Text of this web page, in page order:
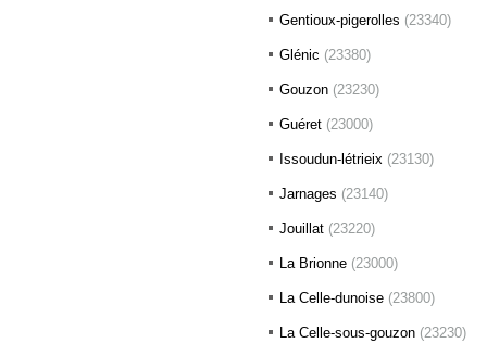
Gentioux-pigerolles (23340)
Glénic (23380)
Gouzon (23230)
Guéret (23000)
Issoudun-létrieix (23130)
Jarnages (23140)
Jouillat (23220)
La Brionne (23000)
La Celle-dunoise (23800)
La Celle-sous-gouzon (23230)